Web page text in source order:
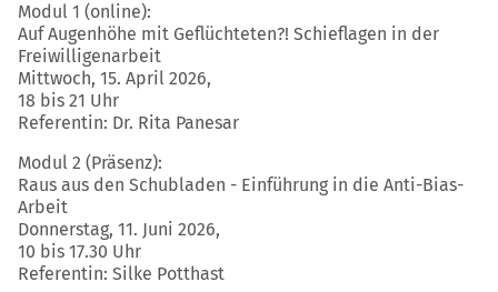
Modul 1 (online):
Auf Augenhöhe mit Geflüchteten?! Schieflagen in der
Freiwilligenarbeit
Mittwoch, 15. April 2026,
18 bis 21 Uhr
Referentin: Dr. Rita Panesar
Modul 2 (Präsenz):
Raus aus den Schubladen - Einführung in die Anti-Bias-
Arbeit
Donnerstag, 11. Juni 2026,
10 bis 17.30 Uhr
Referentin: Silke Potthast